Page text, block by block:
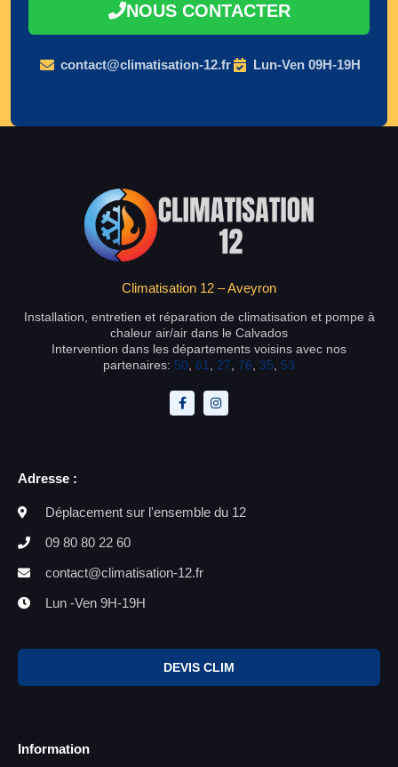
NOUS CONTACTER
contact@climatisation-12.fr Lun-Ven 09H-19H
Climatisation 12 – Aveyron
Installation, entretien et réparation de climatisation et pompe à
chaleur air/air dans le Calvados
Intervention dans les départements voisins avec nos
partenaires: 50 61 27 76 35 53
Adresse :
Déplacement sur l'ensemble du 12
09 80 80 22 60
contact@climatisation-12.fr
Lun -Ven 9H-19H
DEVIS CLIM
Information